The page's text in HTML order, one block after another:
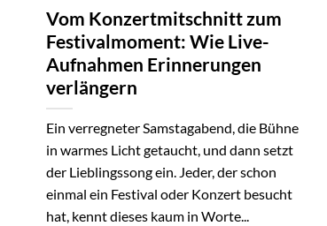
Vom Konzertmitschnitt zum
Festivalmoment: Wie Live-
Aufnahmen Erinnerungen
verlängern
Ein verregneter Samstagabend, die Bühne
in warmes Licht getaucht, und dann setzt
der Lieblingssong ein. Jeder, der schon
einmal ein Festival oder Konzert besucht
hat, kennt dieses kaum in Worte...